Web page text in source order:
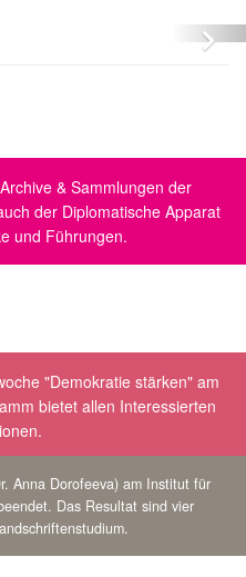
& Sammlungen der
der Diplomatische Apparat
und Führungen.
"Demokratie stärken" am
bietet allen Interessierten
Anna Dorofeeva) am Institut für
Das Resultat sind vier